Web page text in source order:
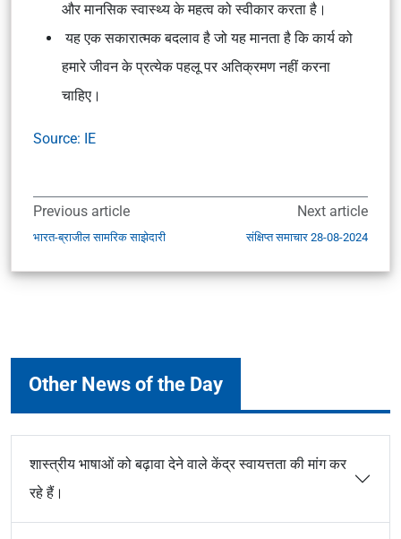
और मानसिक स्वास्थ्य के महत्व को स्वीकार करता है।
यह एक सकारात्मक बदलाव है जो यह मानता है कि कार्य को
हमारे जीवन के प्रत्येक पहलू पर अतिक्रमण नहीं करना
चाहिए।
Source: IE
Previous article
भारत-ब्राजील सामरिक साझेदारी
Next article
संक्षिप्त समाचार 28-08-2024
Other News of the Day
शास्त्रीय भाषाओं को बढ़ावा देने वाले केंद्र स्वायत्तता की मांग कर
रहे हैं।